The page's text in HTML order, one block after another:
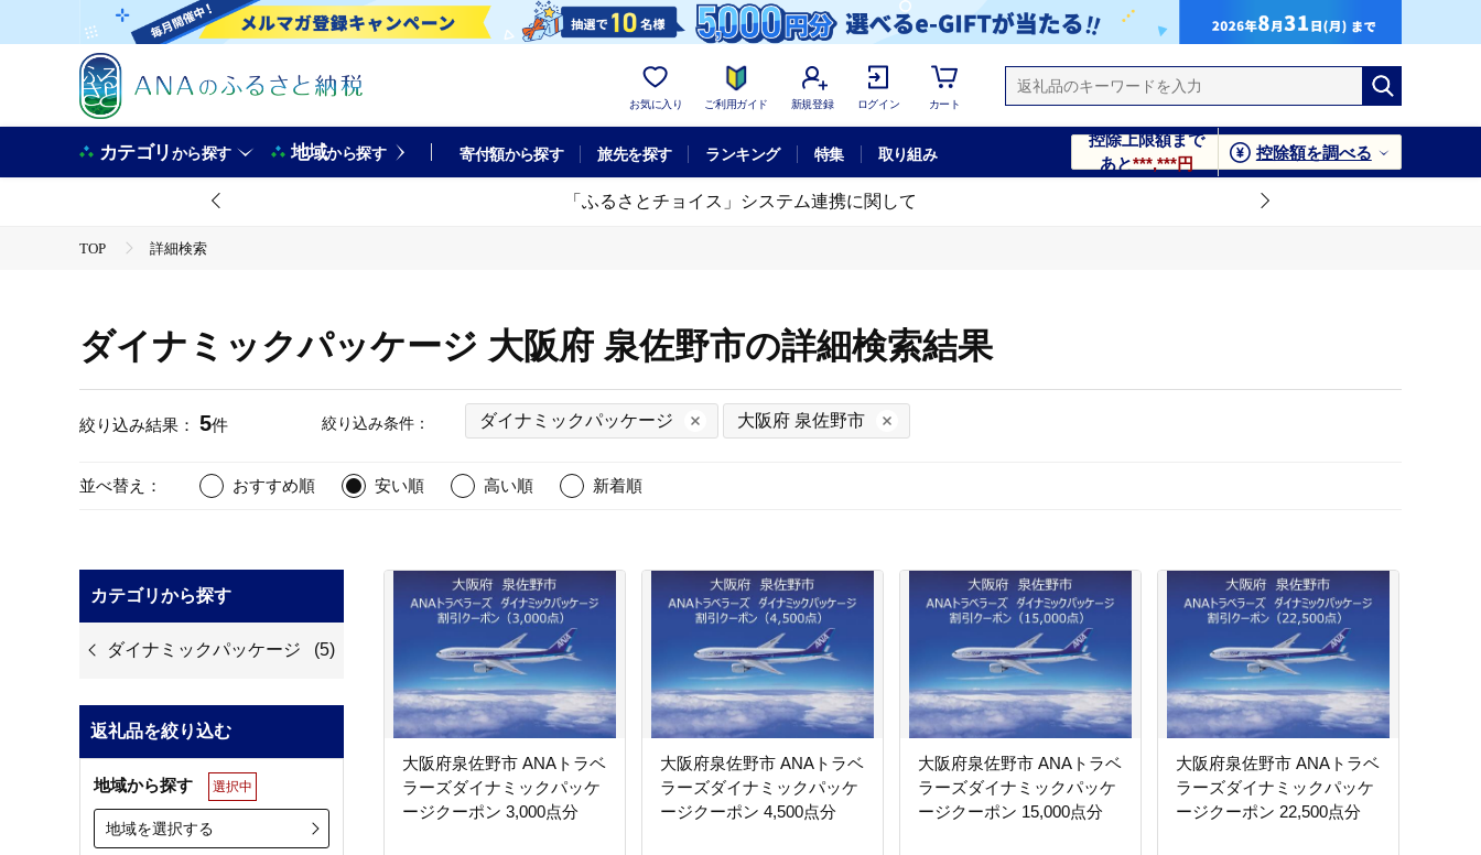
お気に入り ご利用ガイド 新規登録 ログイン カート
カテゴリから探す 地域から探す 寄付額から探す 旅先を探す ランキング 特集 取り組み
控除上限額まで
あと***,***円
控除額を調べる
「ふるさとチョイス」システム連携に関して
TOP 詳細検索
ダイナミックパッケージ 大阪府 泉佐野市の詳細検索結果
絞り込み結果： 5件 絞り込み条件： ダイナミックパッケージ 大阪府 泉佐野市
並べ替え： おすすめ順 安い順 高い順 新着順
カテゴリから探す
ダイナミックパッケージ (5)
返礼品を絞り込む
地域から探す 選択中
地域を選択する
大阪府泉佐野市 ANAトラベ
ラーズダイナミックパッケ
ージクーポン 3,000点分
大阪府泉佐野市 ANAトラベ
ラーズダイナミックパッケ
ージクーポン 4,500点分
大阪府泉佐野市 ANAトラベ
ラーズダイナミックパッケ
ージクーポン 15,000点分
大阪府泉佐野市 ANAトラベ
ラーズダイナミックパッケ
ージクーポン 22,500点分